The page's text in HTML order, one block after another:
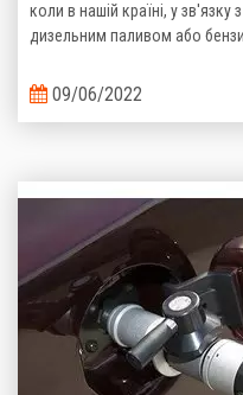
коли в нашій країні, у
дизельним паливом або
09/06/2022